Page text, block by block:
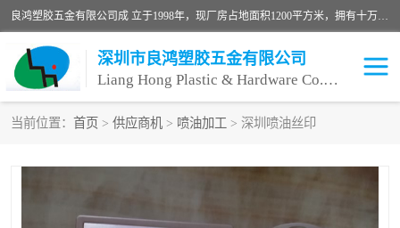
良鸿塑胶五金有限公司成 立于1998年，现厂房占地面积1200平方米，拥有十万级无尘车间，自动喷涂线1条，手动喷涂线2条，丝印移印滚印烫印拉线1条，本公司自建厂以来一直 以“顾客、品质、服务三个第一”为原则，从来货到处理、喷漆、烘烤、品检、包装等每一道工序都严格把持质量关，竭诚为广大朋友、客户服务。现如今已深得广 大客户信赖。
深圳市良鸿塑胶五金有限公司
Liang Hong Plastic & Hardware Co. Ltd
当前位置： 首页 > 供应商机 > 喷油加工 > 深圳喷油丝印